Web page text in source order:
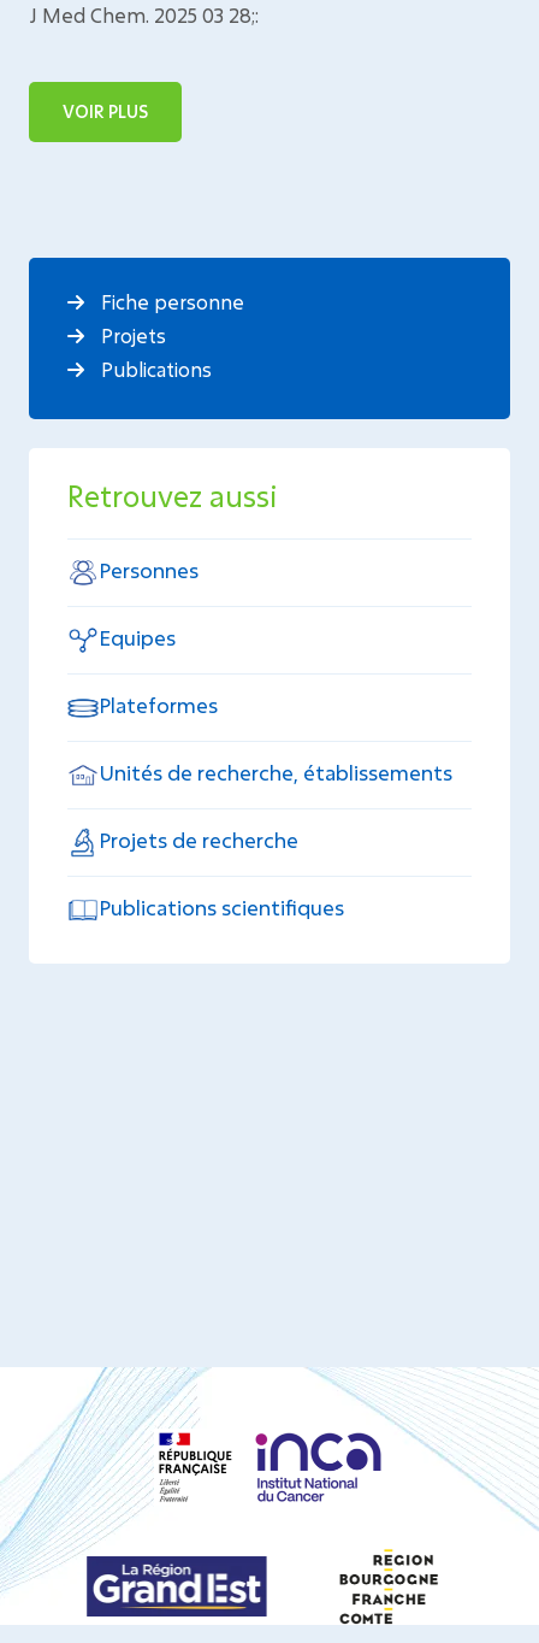
J Med Chem. 2025 03 28;:
VOIR PLUS
Fiche personne
Projets
Publications
Retrouvez aussi
Personnes
Equipes
Plateformes
Unités de recherche, établissements
Projets de recherche
Publications scientifiques